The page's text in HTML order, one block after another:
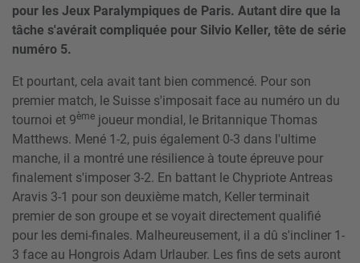
pour les Jeux Paralympiques de Paris. Autant dire que la
tâche s'avérait compliquée pour Silvio Keller, tête de série
numéro 5.
Et pourtant, cela avait tant bien commencé. Pour son
premier match, le Suisse s'imposait face au numéro un du
tournoi et 9ème joueur mondial, le Britannique Thomas
Matthews. Mené 1-2, puis également 0-3 dans l'ultime
manche, il a montré une résilience à toute épreuve pour
finalement s'imposer 3-2. En battant le Chypriote Antreas
Aravis 3-1 pour son deuxième match, Keller terminait
premier de son groupe et se voyait directement qualifié
pour les demi-finales. Malheureusement, il a dû s'incliner 1-
3 face au Hongrois Adam Urlauber. Les fins de sets auront